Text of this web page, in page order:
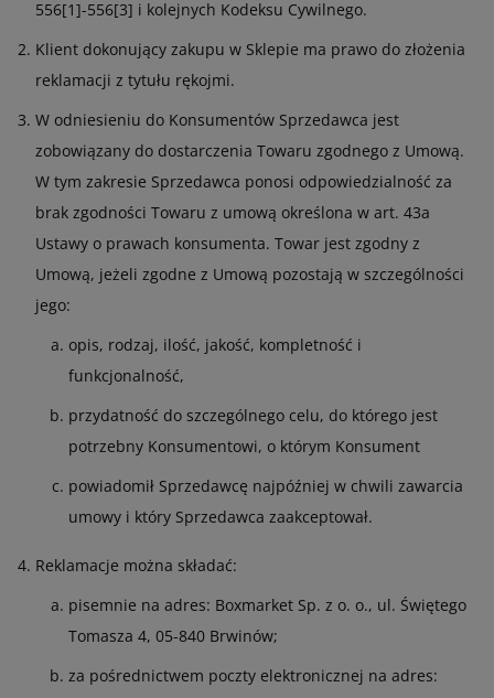
556[1]-556[3] i kolejnych Kodeksu Cywilnego.
Klient dokonujący zakupu w Sklepie ma prawo do złożenia
reklamacji z tytułu rękojmi.
W odniesieniu do Konsumentów Sprzedawca jest
zobowiązany do dostarczenia Towaru zgodnego z Umową.
W tym zakresie Sprzedawca ponosi odpowiedzialność za
brak zgodności Towaru z umową określona w art. 43a
Ustawy o prawach konsumenta. Towar jest zgodny z
Umową, jeżeli zgodne z Umową pozostają w szczególności
jego:
opis, rodzaj, ilość, jakość, kompletność i
funkcjonalność,
przydatność do szczególnego celu, do którego jest
potrzebny Konsumentowi, o którym Konsument
powiadomił Sprzedawcę najpóźniej w chwili zawarcia
umowy i który Sprzedawca zaakceptował.
Reklamacje można składać:
pisemnie na adres: Boxmarket Sp. z o. o., ul. Świętego
Tomasza 4, 05-840 Brwinów;
za pośrednictwem poczty elektronicznej na adres: